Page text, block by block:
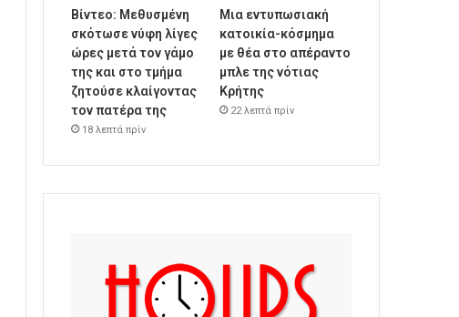
Βίντεο: Μεθυσμένη
σκότωσε νύφη λίγες
ώρες μετά τον γάμο
της και στο τμήμα
ζητούσε κλαίγοντας
τον πατέρα της
18 λεπτά πρίν
Μια εντυπωσιακή
κατοικία-κόσμημα
με θέα στο απέραντο
μπλε της νότιας
Κρήτης
22 λεπτά πρίν